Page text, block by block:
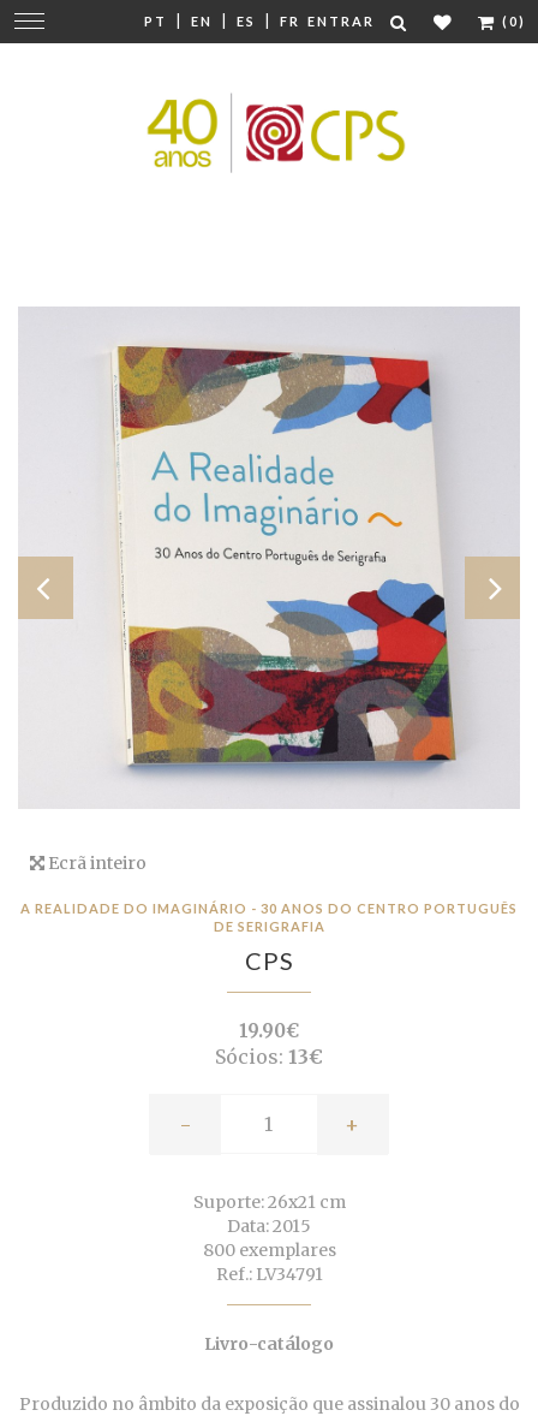
PT | EN | ES | FR ENTRAR (0)
Mudar
navegação
Ecrã inteiro
A REALIDADE DO IMAGINÁRIO - 30 ANOS DO CENTRO PORTUGUÊS
DE SERIGRAFIA
CPS
19.90€
Sócios: 13€
- +
Suporte: 26x21 cm
Data: 2015
800 exemplares
Ref.: LV34791
Livro-catálogo
Produzido no âmbito da exposição que assinalou 30 anos do